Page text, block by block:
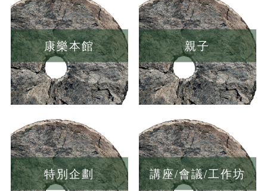
康樂本館 親子
特別企劃 講座/會議/工作坊